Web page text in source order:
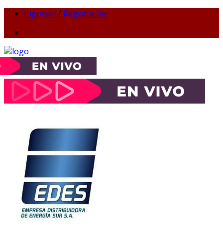
Ingresar/ Registrarse